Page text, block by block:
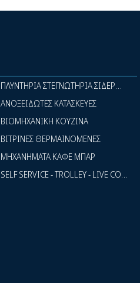
ΠΛΥΝΤΗΡΙΑ ΣΤΕΓΝΩΤΗΡΙΑ
ΑΝΟΞΕΙΔΩΤΕΣ ΚΑΤΑΣΚΕΥΕΣ
ΒΙΟΜΗΧΑΝΙΚΗ ΚΟΥΖΙΝΑ
ΒΙΤΡΙΝΕΣ ΘΕΡΜΑΙΝΟΜΕΝΕΣ
ΜΗΧΑΝΗΜΑΤΑ ΚΑΦΕ ΜΠΑΡ
SELF SERVICE - TROLLEY - LIVE